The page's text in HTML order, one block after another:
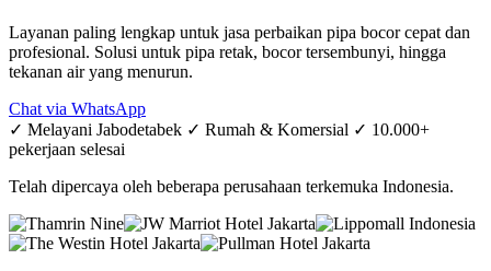
Layanan paling lengkap untuk jasa perbaikan pipa bocor cepat dan
profesional. Solusi untuk pipa retak, bocor tersembunyi, hingga
tekanan air yang menurun.
Chat via WhatsApp
✓ Melayani Jabodetabek ✓ Rumah & Komersial ✓ 10.000+
pekerjaan selesai
Telah dipercaya oleh beberapa perusahaan terkemuka Indonesia.